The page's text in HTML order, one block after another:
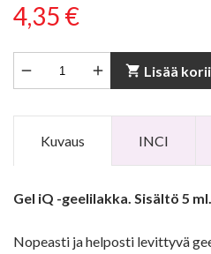
4,35 €
  shopping_cart Lisää
Kuvaus INCI
Gel iQ -geelilakka. Sisältö 5 ml.
Nopeasti ja helposti levittyvä